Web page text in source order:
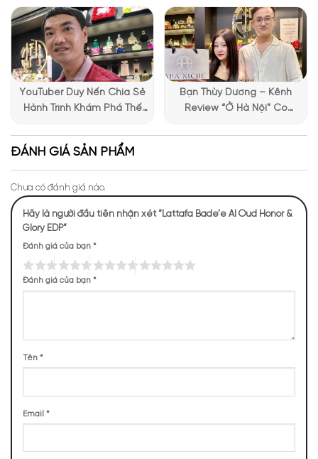
Mùi hương Al Oud Honor & Glory EDP
NHỮNG NOTE HƯƠNG THEO CẢM NHẬN
THỰC TẾ
587 (8,43%) 464 (6,67%) 424 (6,09%) 375 (5,39%)
TOP NOTES
chia sẻ trải nghiệm chọn
nước hoa đầy thú vị
YouTuber Duy Nến Chia Sẻ
Hành Trình Khám Phá Thế
Bạn Thùy Dương – Kênh
Review “Ở Hà Nội” Có
ĐÁNH GIÁ SẢN PHẨM
Chưa có đánh giá nào.
Hãy là người đầu tiên nhận xét “Lattafa Bade’e Al Oud Honor &
Glory EDP”
Đánh giá của bạn *
Đánh giá của bạn *
Tên *
Email *